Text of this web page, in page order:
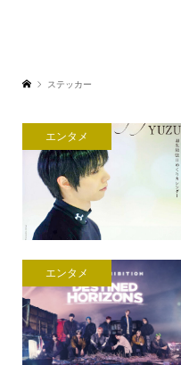
ステッカー
エンタメ
エンタメ